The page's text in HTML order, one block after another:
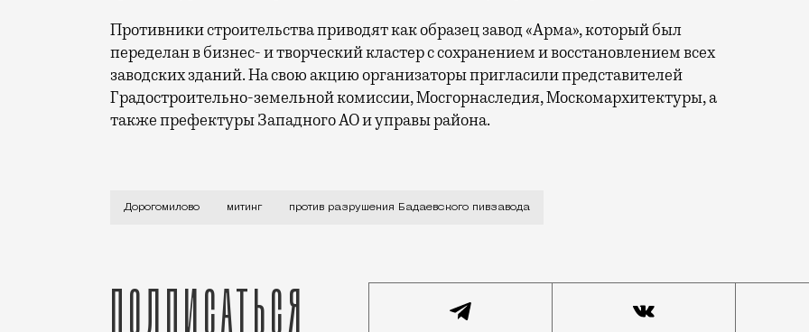
Противники строительства приводят как образец завод «Арма», который был
переделан в бизнес- и творческий кластер с сохранением и восстановлением всех
заводских зданий. На свою акцию организаторы пригласили представителей
Градостроительно-земельной комиссии, Мосгорнаследия, Москомархитектуры, а
также префектуры Западного АО и управы района.
Акция согласована и пройдет на Украинском бульваре 31 марта. Это место стало одним
Дорогомилово митинг против разрушения Бадаевского пивзавода
Подписаться